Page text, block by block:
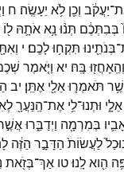
יַעֲקֹ֔ב וְכֵ֖ן לֹ֥א יֵעָשֶֽׂה׃ ח
בְּבִתְּכֶ֔ם תְּנ֨וּ נָ֥אאֹתָ֛הּ ל֖וֹ
בְּנֹתֵ֖ינוּ תִּקְח֥וּלָכֶֽם׃ י
וְהֵֽאָחֲז֖וּ בָּֽהּ׃ יא וַיֹּ֤אמֶר
תֹּאמְר֛וּאֵלַ֖י אֶתֵּֽן׃ יב
אֵלָ֑י וּתְנוּ־לִ֥י אֶת־הַֽנַּעֲרָ֖
בְּמִרְמָ֖ה וַיְדַבֵּ֑רוּ
לַעֲשׂוֹת֙ הַדָּבָ֣ר הַזֶּ֔ה
הִ֖ואלָֽנוּ׃טו אַךְ־בְּזֹ֖את